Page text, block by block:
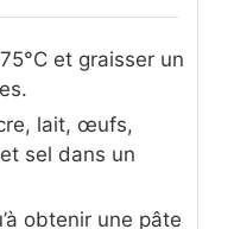
et graisser un
lait, œufs,
sel dans un
obtenir une pâte